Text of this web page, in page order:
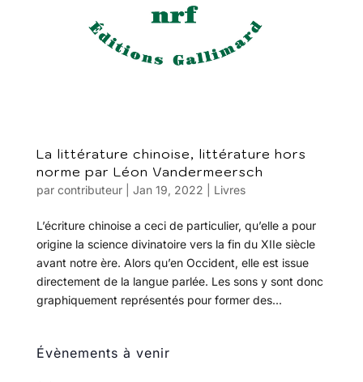
La littérature chinoise, littérature hors
norme par Léon Vandermeersch
par contributeur| Jan 19, 2022 Livres
L’écriture chinoise a ceci de particulier, qu’elle a pour
origine la science divinatoire vers la fin du XIIe siècle
avant notre ère. Alors qu’en Occident, elle est issue
directement de la langue parlée. Les sons y sont donc
graphiquement représentés pour former des...
Évènements à venir